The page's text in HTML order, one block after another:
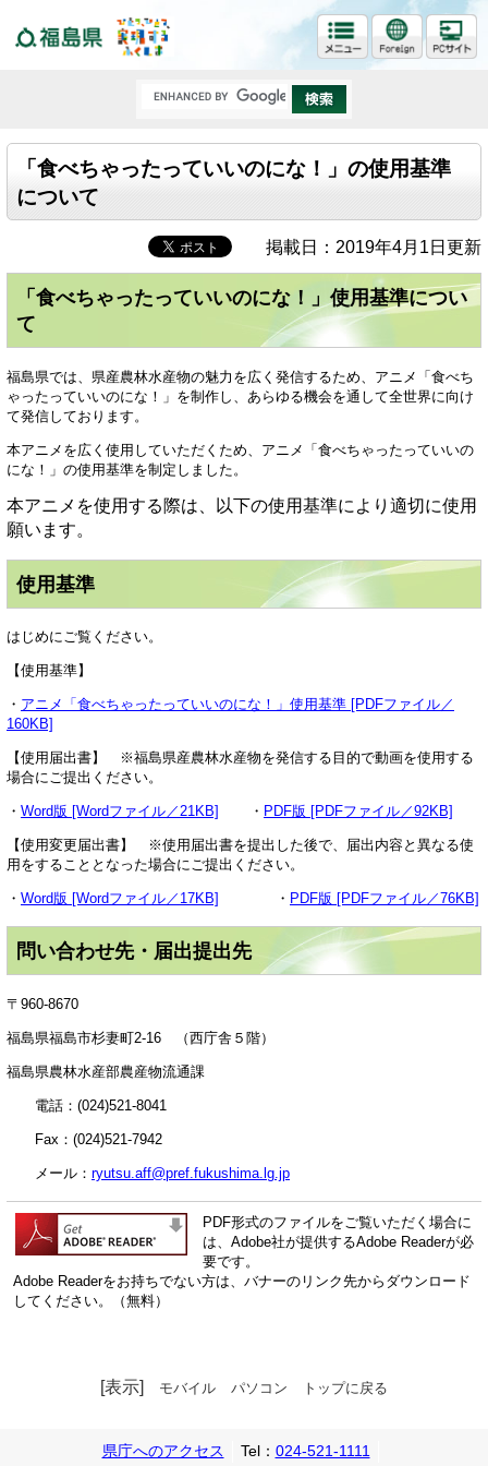
「食べちゃったっていいのにな！」の使用基準
について
掲載日：2019年4月1日更新
「食べちゃったっていいのにな！」使用基準につい
て
福島県では、県産農林水産物の魅力を広く発信するため、アニメ「食べち
ゃったっていいのにな！」を制作し、あらゆる機会を通して全世界に向け
て発信しております。
本アニメを広く使用していただくため、アニメ「食べちゃったっていいの
にな！」の使用基準を制定しました。
本アニメを使用する際は、以下の使用基準により適切に使用
願います。
使用基準
はじめにご覧ください。
【使用基準】
・ アニメ「食べちゃったっていいのにな！」使用基準 [PDFファイル／
160KB]
【使用届出書】 ※福島県産農林水産物を発信する目的で動画を使用する
場合にご提出ください。
・ Word版 [Wordファイル／21KB] ・ PDF版 [PDFファイル／92KB]
【使用変更届出書】 ※使用届出書を提出した後で、届出内容と異なる使
用をすることとなった場合にご提出ください。
・ Word版 [Wordファイル／17KB] ・ PDF版 [PDFファイル／76KB]
問い合わせ先・届出提出先
〒960-8670
福島県福島市杉妻町2-16 （西庁舎５階）
福島県農林水産部農産物流通課
電話：(024)521-8041
Fax：(024)521-7942
メール： ryutsu.aff@pref.fukushima.lg.jp
PDF形式のファイルをご覧いただく場合に
は、Adobe社が提供するAdobe Readerが必
要です。
Adobe Readerをお持ちでない方は、バナーのリンク先からダウンロード
してください。（無料）
[表示] モバイル パソコン トップに戻る
県庁へのアクセス Tel： 024-521-1111